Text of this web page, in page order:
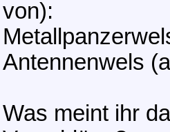
von):
Antennenwels
Was meint ihr